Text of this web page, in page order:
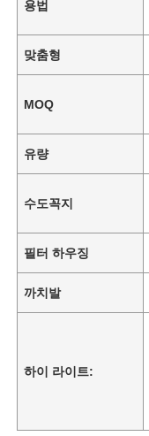
용법
맞춤형
MOQ
유량
수도꼭지
필터 하우징
까치발
하이 라이트: